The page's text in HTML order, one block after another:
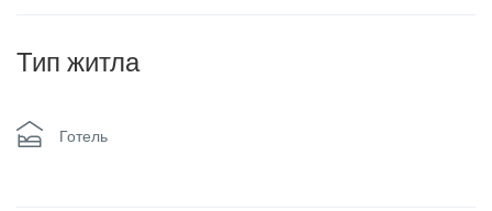
Сімейні номери
Тип житла
Готель